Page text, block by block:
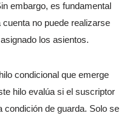
embargo, es fundamental
no puede realizarse
los asientos.
condicional que emerge
hilo evalúa si el suscriptor
de guarda. Solo se